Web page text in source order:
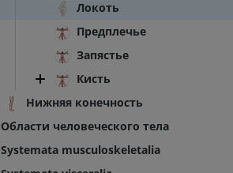
Локоть
Предплечье
Запястье
Кисть
Нижняя конечность
Области человеческого тела
Systemata musculoskeletalia